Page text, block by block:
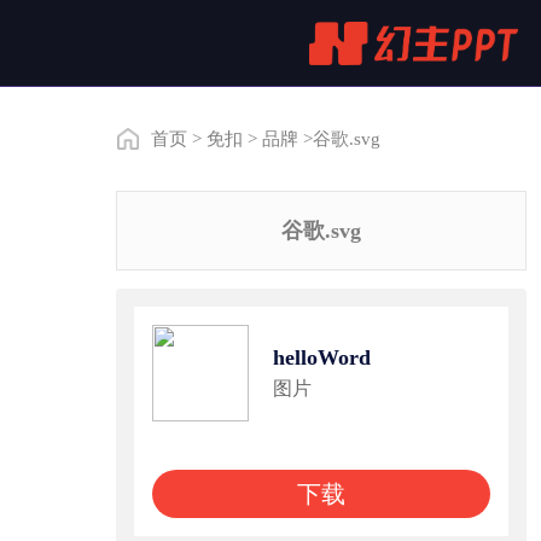
首页 > 免扣 > 品牌 >谷歌.svg
谷歌.svg
helloWord
图片
下载